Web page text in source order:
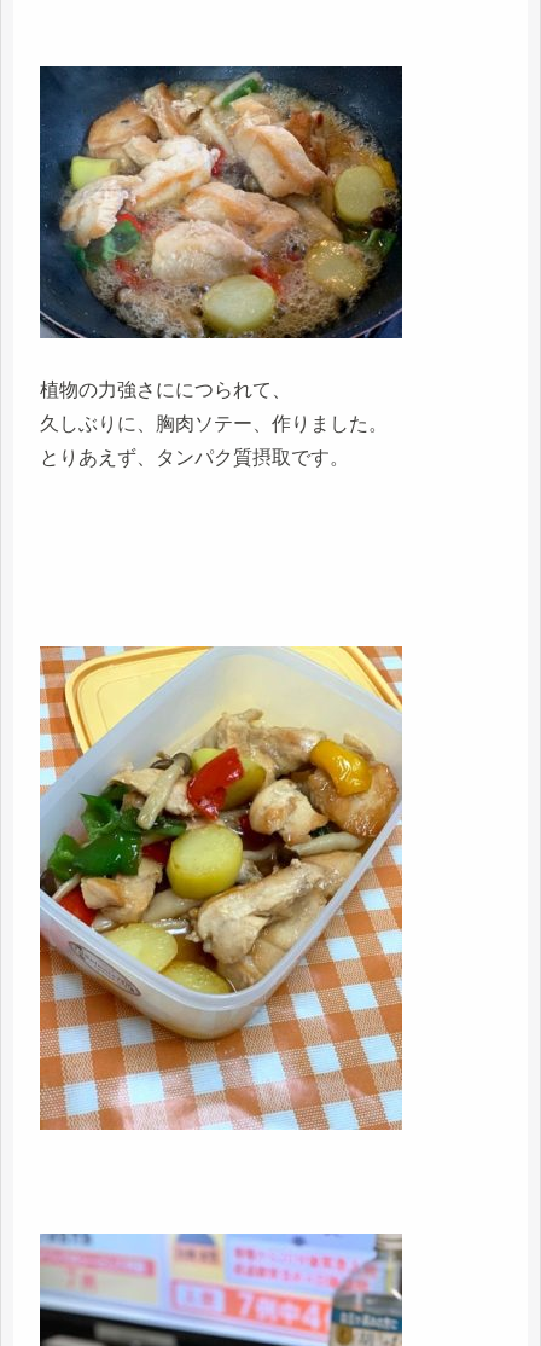
植物の力強さににつられて、
久しぶりに、胸肉ソテー、作りました。
とりあえず、タンパク質摂取です。